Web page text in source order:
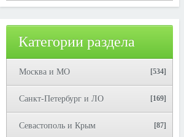
Категории раздела
Москва и МО [534]
Санкт-Петербург и ЛО [169]
Севастополь и Крым [87]